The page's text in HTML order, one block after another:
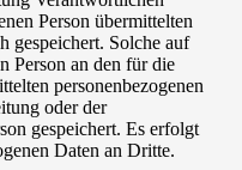
Person übermittelten
gespeichert. Solche auf
Person an den für die
personenbezogenen
oder der
gespeichert. Es erfolgt
Daten an Dritte.